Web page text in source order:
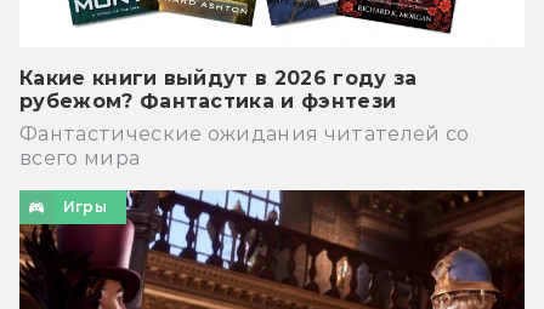
Какие книги выйдут в 2026 году за
рубежом? Фантастика и фэнтези
Фантастические ожидания читателей со
всего мира
Игры